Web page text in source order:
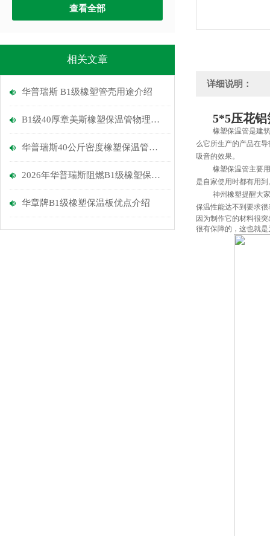
查看全部
相关文章
华普瑞斯 B1级橡塑管壳用途介绍
B1级40厚章美斯橡塑保温管物理性能介绍
华普瑞斯40公斤密度橡塑保温管优点
2026年华普瑞斯阻燃B1级橡塑保温管介绍
华章牌B1级橡塑保温板优点介绍
详细说明：
5*5压花
橡塑保温管是建
么它所生产的产品在
吸音的效果。
橡塑保温管主要
是自家使用时都有用
神州 橡塑提醒大
保温性能达不到要求
因为制作它的材料很
很有保障的，这也就